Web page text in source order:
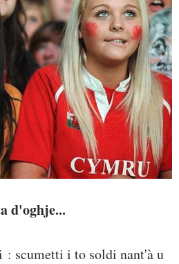
d'oghje...
scumetti i to soldi nant'à u